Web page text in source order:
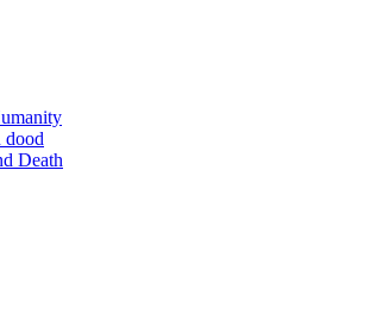
dood
Death